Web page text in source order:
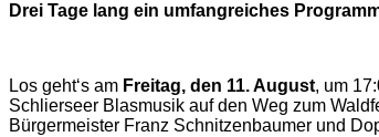
Drei Tage lang ein umfangreiches
Los geht‘s am Freitag, den 11. August, um
Schlierseer Blasmusik auf den Weg zum
Bürgermeister Franz Schnitzenbaumer und